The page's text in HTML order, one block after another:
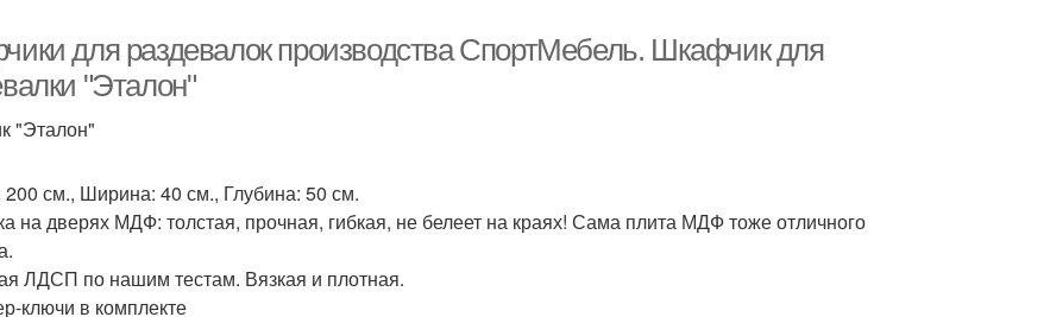
для раздевалок производства СпортМебель. Шкафчик для
"Эталон"
"Эталон"
см., Ширина: 40 см., Глубина: 50 см.
на дверях МДФ: толстая, прочная, гибкая, не белеет на краях! Сама плита МДФ тоже отличного
ЛДСП по нашим тестам. Вязкая и плотная.
ключи в комплекте